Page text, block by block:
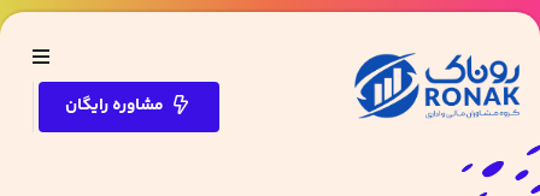
مشاوره رایگان